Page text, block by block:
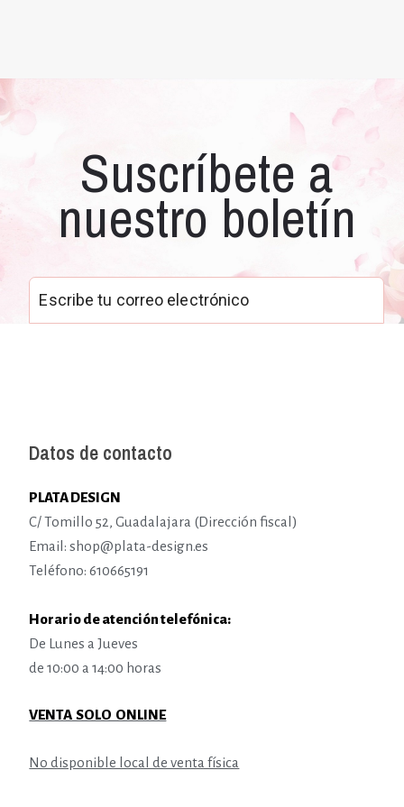
Suscríbete a
nuestro boletín
Datos de contacto
PLATA DESIGN
C/ Tomillo 52, Guadalajara (Dirección fiscal)
Email: shop@plata-design.es
Teléfono: 610665191
Horario de atención telefónica:
De Lunes a Jueves
de 10:00 a 14:00 horas
VENTA SOLO ONLINE
No disponible local de venta física